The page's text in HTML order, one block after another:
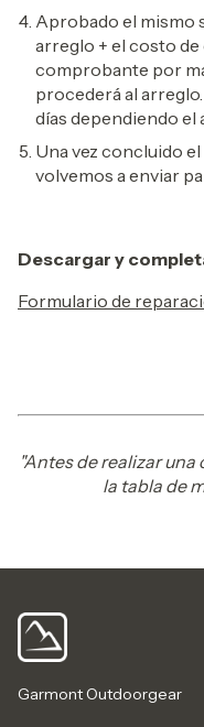
Aprobado el mismo
arreglo + el costo de
comprobante por
procederá al
días dependiendo el
Una vez concluido
volvemos a enviar
Descargar y
Formulario de
"Antes de realizar
la tabla de
Garmont Outdoorgear